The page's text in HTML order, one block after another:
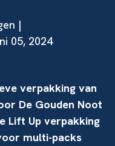
|
05, 2024
verpakking van
De Gouden Noot
Lift Up verpakking
multi-packs